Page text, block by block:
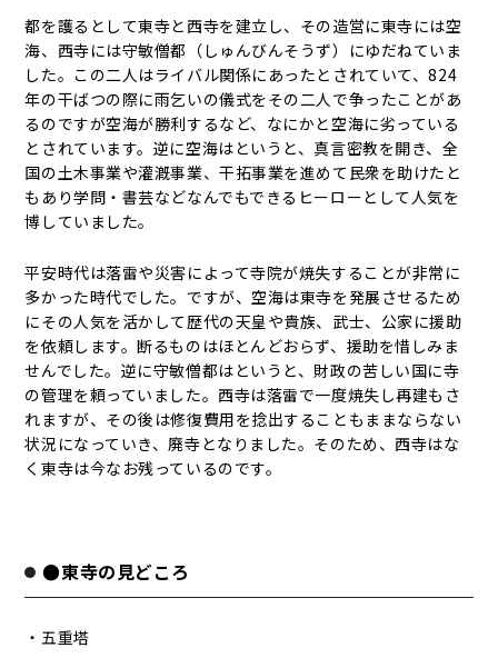
都を護るとして東寺と西寺を建立し、その造営に東寺には空
海、西寺には守敏僧都（しゅんびんそうず）にゆだねていま
した。この二人はライバル関係にあったとされていて、824
年の干ばつの際に雨乞いの儀式をその二人で争ったことがあ
るのですが空海が勝利するなど、なにかと空海に劣っている
とされています。逆に空海はというと、真言密教を開き、全
国の土木事業や灌漑事業、干拓事業を進めて民衆を助けたと
もあり学問・書芸などなんでもできるヒーローとして人気を
博していました。
平安時代は落雷や災害によって寺院が焼失することが非常に
多かった時代でした。ですが、空海は東寺を発展させるため
にその人気を活かして歴代の天皇や貴族、武士、公家に援助
を依頼します。断るものはほとんどおらず、援助を惜しみま
せんでした。逆に守敏僧都はというと、財政の苦しい国に寺
の管理を頼っていました。西寺は落雷で一度焼失し再建もさ
れますが、その後は修復費用を捻出することもままならない
状況になっていき、廃寺となりました。そのため、西寺はな
く東寺は今なお残っているのです。
●東寺の見どころ
・五重塔